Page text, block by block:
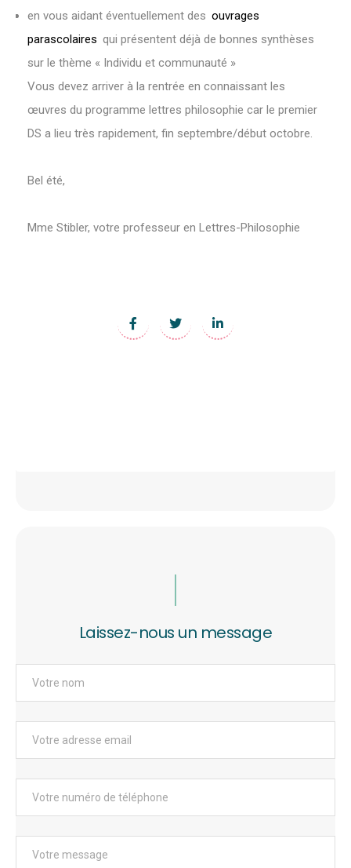
en vous aidant éventuellement des ouvrages
parascolaires qui présentent déjà de bonnes synthèses
sur le thème « Individu et communauté »
Vous devez arriver à la rentrée en connaissant les
œuvres du programme lettres philosophie car le premier
DS a lieu très rapidement, fin septembre/début octobre.
Bel été,
Mme Stibler, votre professeur en Lettres-Philosophie
Laissez-nous un message